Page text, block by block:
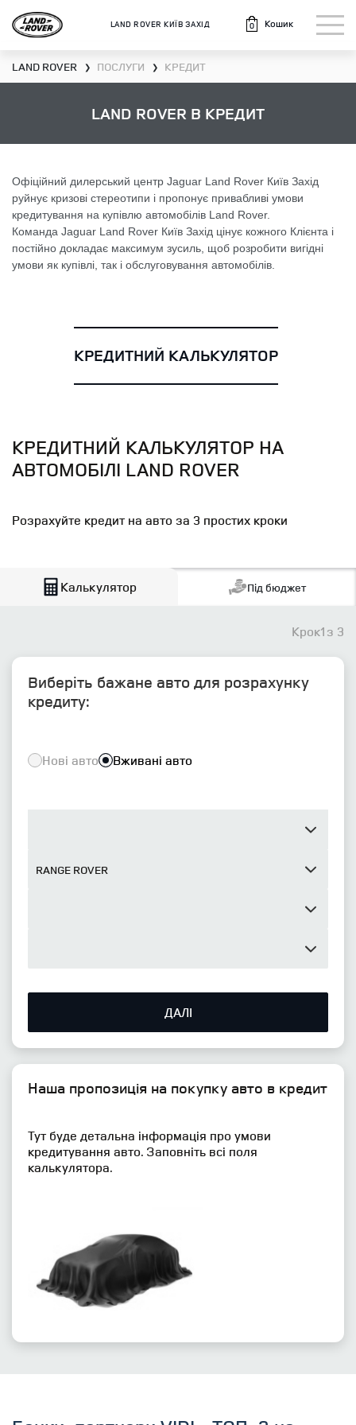
LAND ROVER КИЇВ ЗАХІД 0 Кошик
LAND ROVER ❯ ПОСЛУГИ ❯ КРЕДИТ
LAND ROVER В КРЕДИТ
Офіційний дилерський центр Jaguar Land Rover Київ Захід
руйнує кризові стереотипи і пропонує привабливі умови
кредитування на купівлю автомобілів Land Rover.
Команда Jaguar Land Rover Київ Захід цінує кожного Клієнта і
постійно докладає максимум зусиль, щоб розробити вигідні
умови як купівлі, так і обслуговування автомобілів.
КРЕДИТНИЙ КАЛЬКУЛЯТОР
КРЕДИТНИЙ КАЛЬКУЛЯТОР НА
АВТОМОБІЛІ LAND ROVER
Розрахуйте кредит на авто за 3 простих кроки
Калькулятор Під бюджет
Крок1з 3
Виберіть бажане авто для розрахунку
кредиту:
Нові авто Вживані авто
ДАЛІ
Наша пропозиція на покупку авто в кредит
Тут буде детальна інформація про умови
кредитування авто. Заповніть всі поля
калькулятора.